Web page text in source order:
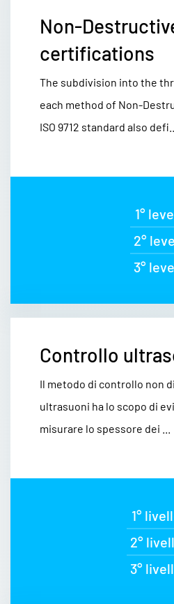
Non-
certifications
The subdivision into the
each method of Non-
ISO 9712 standard also defi...
1°
2°
3°
Controllo
Il metodo di controllo non
ultrasuoni ha lo scopo di
misurare lo spessore dei ...
1°
2°
3°